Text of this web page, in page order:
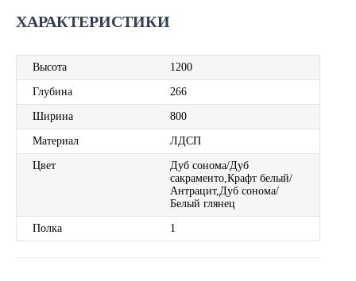
ХАРАКТЕРИСТИКИ
Высота 1200
Глубина 266
Ширина 800
Материал ЛДСП
Цвет
Дуб сонома/Дуб
сакраменто,Крафт белый/
Антрацит,Дуб сонома/
Белый глянец
Полка 1